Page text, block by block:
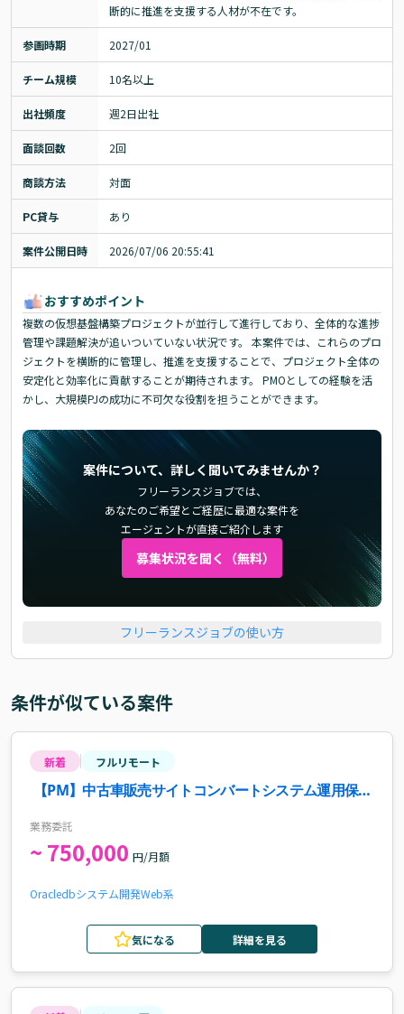
断的に推進を支援する人材が不在です。
参画時期 2027/01
チーム規模 10名以上
出社頻度 週2日出社
面談回数 2回
商談方法 対面
PC貸与 あり
案件公開日時 2026/07/06 20:55:41
おすすめポイント
複数の仮想基盤構築プロジェクトが並行して進行しており、全体的な進捗
管理や課題解決が追いついていない状況です。 本案件では、これらのプロ
ジェクトを横断的に管理し、推進を支援することで、プロジェクト全体の
安定化と効率化に貢献することが期待されます。 PMOとしての経験を活
かし、大規模PJの成功に不可欠な役割を担うことができます。
案件について、詳しく聞いてみませんか？
フリーランスジョブでは、
あなたのご希望とご経歴に最適な案件を
エージェントが直接ご紹介します
募集状況を聞く（無料）
フリーランスジョブの使い方
条件が似ている案件
新着 フルリモート
【PM】中古車販売サイトコンバートシステム運用保守
業務委託
~ 750,000 円/月額
Oracledbシステム開発Web系
気になる 詳細を見る